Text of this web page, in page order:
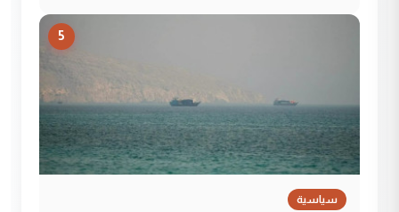
5
سياسية